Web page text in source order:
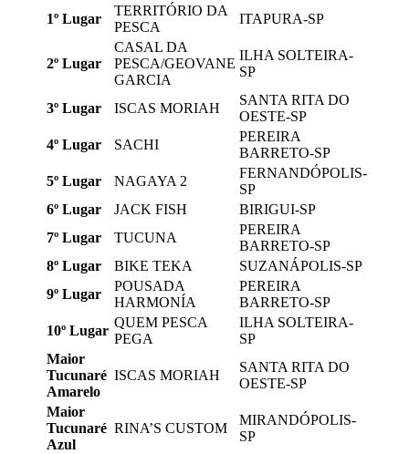
1º Lugar
TERRITÓRIO DA
PESCA
ITAPURA-SP
2º Lugar
CASAL DA
PESCA/GEOVANE
GARCIA
ILHA SOLTEIRA-
SP
3º Lugar ISCAS MORIAH
SANTA RITA DO
OESTE-SP
4º Lugar
SACHI
PEREIRA
BARRETO-SP
5º Lugar
NAGAYA 2
FERNANDÓPOLIS-
SP
6º Lugar
JACK FISH
BIRIGUI-SP
7º Lugar
TUCUNA
PEREIRA
BARRETO-SP
8º Lugar
BIKE TEKA
SUZANÁPOLIS-SP
9º Lugar
POUSADA
HARMONÍA
PEREIRA
BARRETO-SP
10º Lugar
QUEM PESCA
PEGA
ILHA SOLTEIRA-
SP
Maior
Tucunaré
Amarelo
ISCAS MORIAH
SANTA RITA DO
OESTE-SP
Maior
Tucunaré
Azul
RINA’S CUSTOM
MIRANDÓPOLIS-
SP